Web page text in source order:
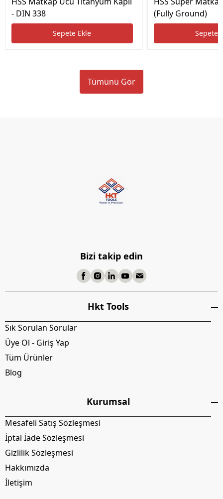
- DIN 338
Sepete Ekle
(Fully Ground)
Sepete
Tümünü Gör
Bizi takip edin
Hkt Tools
Sık Sorulan Sorular
Üye Ol - Giriş Yap
Tüm Ürünler
Blog
Kurumsal
Mesafeli Satış Sözleşmesi
İptal İade Sözleşmesi
Gizlilik Sözleşmesi
Hakkımızda
İletişim